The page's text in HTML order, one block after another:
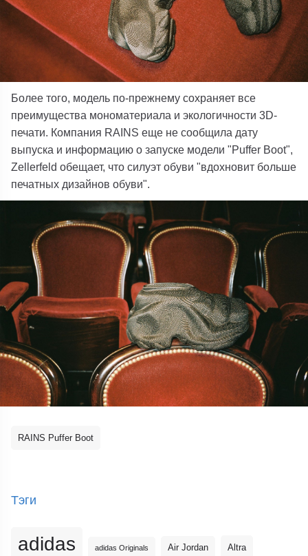
Более того, модель по-прежнему сохраняет все
преимущества мономатериала и экологичности 3D-
печати. Компания RAINS еще не сообщила дату
выпуска и информацию о запуске модели "Puffer Boot",
Zellerfeld обещает, что силуэт обуви "вдохновит больше
печатных дизайнов обуви".
RAINS Puffer Boot
Тэги
adidas adidas Originals Air Jordan Altra